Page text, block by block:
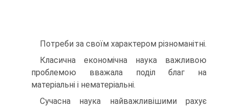
Потреби за своїм характером різноманітні.
Класична економічна наука важливою
проблемою вважала поділ благ на
матеріальні і нематеріальні.
Сучасна наука найважливішими рахує